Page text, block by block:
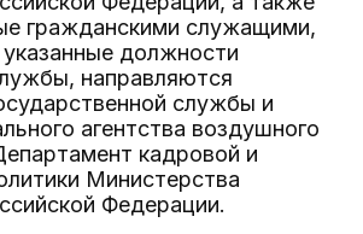
гражданскими служащими,
должности
направляются
службы и
агентства воздушного
кадровой и
Министерства
Федерации.